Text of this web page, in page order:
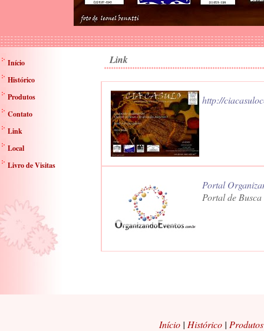
Início
Histórico
Produtos
Contato
Link
Local
Livro de Visitas
Link
http://
Portal
Portal de
Início | Histórico | Produtos